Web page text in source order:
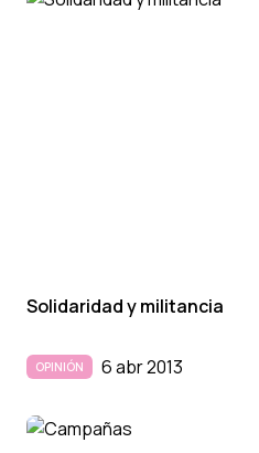
Solidaridad y militancia
OPINIÓN 6 abr 2013